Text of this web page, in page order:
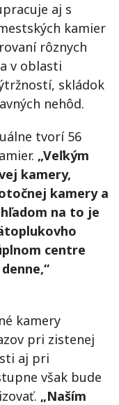
aj s
kamier
rôznych
v oblasti
skládok
nehôd.
tvorí 56
„Veľkým
kamery,
kamery a
na to je
centre
kamery
pri zistenej
aj pri
však bude
„Naším